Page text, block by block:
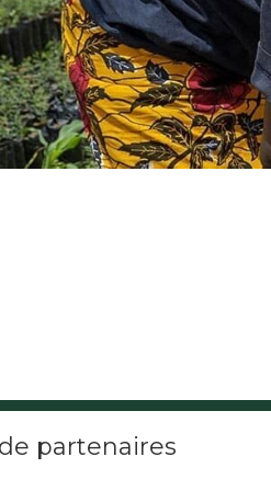
partenaires